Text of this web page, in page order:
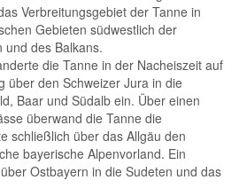
Verbreitungsgebiet der Tanne in
Gebieten südwestlich der
und des Balkans.
die Tanne in der Nacheiszeit auf
über den Schweizer Jura in die
Baar und Südalb ein. Über einen
überwand die Tanne die
schließlich über das Allgäu den
bayerische Alpenvorland. Ein
Ostbayern in die Sudeten und das